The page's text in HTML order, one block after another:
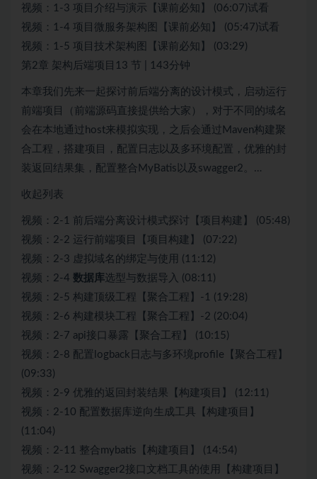
视频：1-3 项目介绍与演示【课前必知】 (06:07)试看
视频：1-4 项目微服务架构图【课前必知】 (05:47)试看
视频：1-5 项目技术架构图【课前必知】 (03:29)
第2章 架构后端项目13 节 | 143分钟
本章我们先来一起探讨前后端分离的设计模式，启动运行
前端项目（前端源码直接提供给大家），对于不同的域名
会在本地通过host来模拟实现，之后会通过Maven构建聚
合工程，搭建项目，配置日志以及多环境配置，优雅的封
装返回结果集，配置整合MyBatis以及swagger2。…
收起列表
视频：2-1 前后端分离设计模式探讨【项目构建】 (05:48)
视频：2-2 运行前端项目【项目构建】 (07:22)
视频：2-3 虚拟域名的绑定与使用 (11:12)
视频：2-4 数据库 选型与数据导入 (08:11)
视频：2-5 构建顶级工程【聚合工程】-1 (19:28)
视频：2-6 构建模块工程【聚合工程】-2 (20:04)
视频：2-7 api接口暴露【聚合工程】 (10:15)
视频：2-8 配置logback日志与多环境profile【聚合工程】
(09:33)
视频：2-9 优雅的返回封装结果【构建项目】 (12:11)
视频：2-10 配置数据库逆向生成工具【构建项目】
(11:04)
视频：2-11 整合mybatis【构建项目】 (14:54)
视频：2-12 Swagger2接口文档工具的使用【构建项目】